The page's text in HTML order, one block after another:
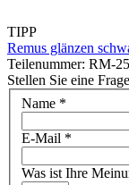
TIPP
Remus glänzen
Teilenummer: RM-
Stellen Sie eine
Name *
E-Mail *
Was ist Ihre